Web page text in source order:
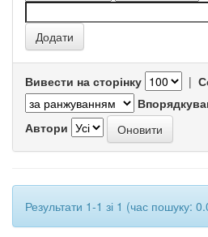
Вивести на сторінку |
Автори
Результати 1-1 зі 1 (час пошуку: